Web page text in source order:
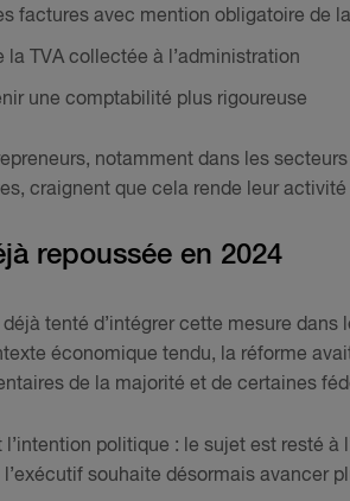
factures avec mention obligatoire de
la TVA collectée à l’administration
une comptabilité plus rigoureuse
notamment dans les
craignent que cela rende leur
repoussée en 2024
tenté d’intégrer cette mesure dans
économique tendu, la réforme
de la majorité et de certaines
l’intention politique : le sujet est resté à
souhaite désormais avancer